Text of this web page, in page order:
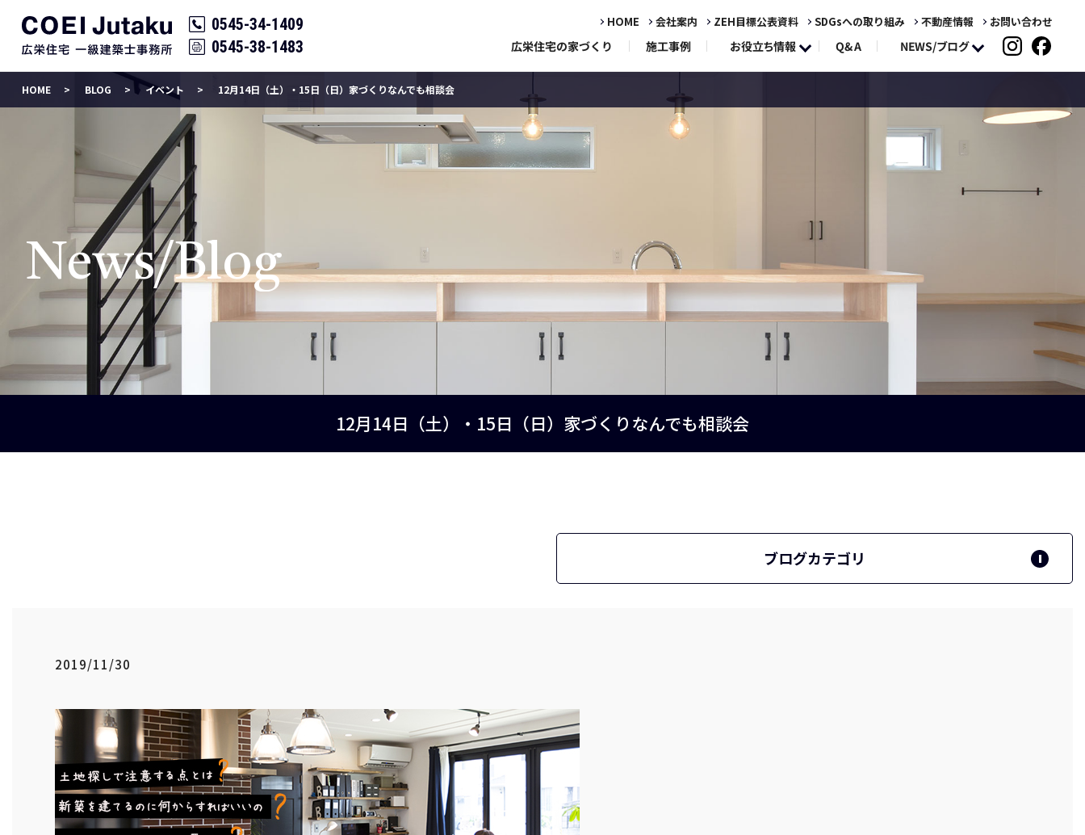
0545-34-1409
0545-38-1483
HOME 会社案内 ZEH目標公表資料 SDGsへの取り組み 不動産情報 お問い合わせ
広栄住宅の家づくり 施工事例 お役立ち情報 Q&A NEWS/ブログ
News/Blog
HOME BLOG イベント 12月14日（土）・15日（日）家づくりなんでも相談会
12月14日（土）・15日（日）家づくりなんでも相談会
ブログカテゴリ
2019/11/30